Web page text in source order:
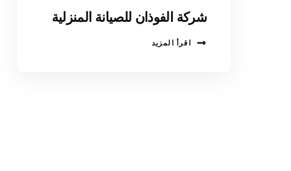
شركة الفوذان للصيانة المنزلية
اقرأ المزيد